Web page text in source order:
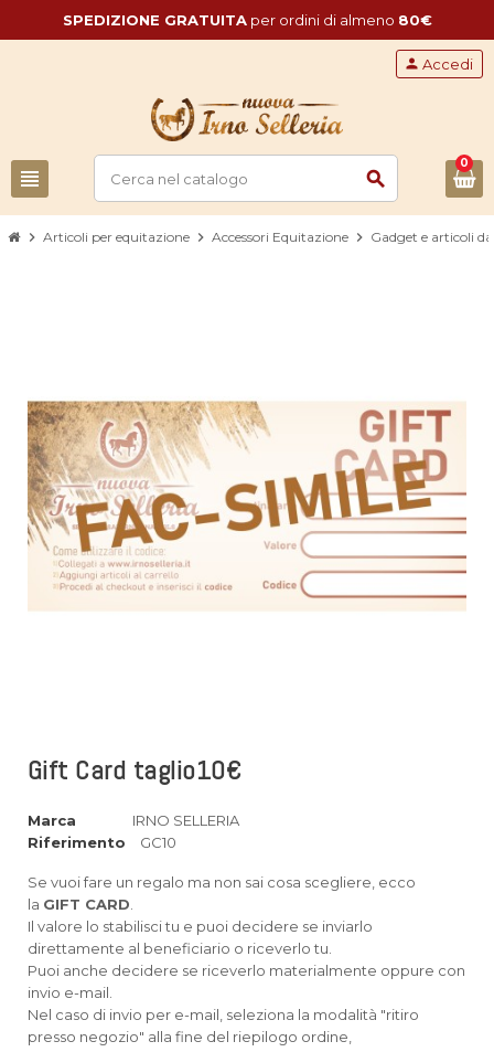
SPEDIZIONE GRATUITAper ordini di almeno 80€
view_headline search
person Accedi
0
chevron_right Articoli per equitazione chevron_right Accessori Equitazione chevron_right Gadget e articoli
Gift Card taglio10€
Marca
IRNO SELLERIA
Riferimento
GC10
Se vuoi fare un regalo ma non sai cosa scegliere, ecco
la GIFT CARD
Il valore lo stabilisci tu e puoi decidere se inviarlo
direttamente al beneficiario o riceverlo tu.
Puoi anche decidere se riceverlo materialmente oppure con
invio e-mail.
Nel caso di invio per e-mail, seleziona la modalità "ritiro
presso negozio" alla fine del riepilogo ordine,